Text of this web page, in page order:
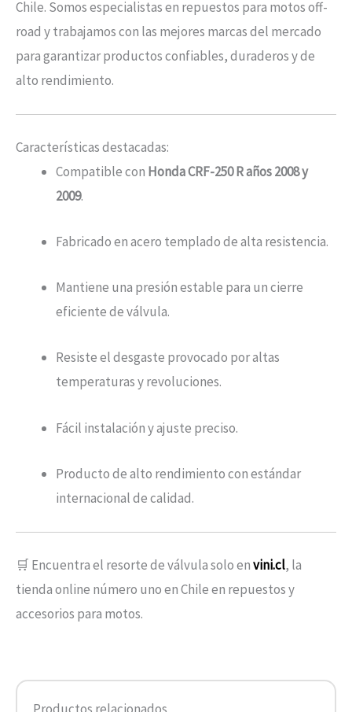
Chile. Somos especialistas en repuestos para motos off-
road y trabajamos con las mejores marcas del mercado
para garantizar productos confiables, duraderos y de
alto rendimiento.
Características destacadas:
Compatible con Honda CRF-250 R años 2008 y
2009.
Fabricado en acero templado de alta resistencia.
Mantiene una presión estable para un cierre
eficiente de válvula.
Resiste el desgaste provocado por altas
temperaturas y revoluciones.
Fácil instalación y ajuste preciso.
Producto de alto rendimiento con estándar
internacional de calidad.
🛒 Encuentra el resorte de válvula solo envini.cl, la
tienda online número uno en Chile en repuestos y
accesorios para motos.
Productos relacionados